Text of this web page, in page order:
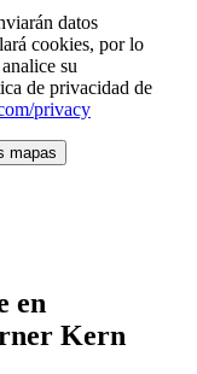
datos
cookies, por lo
su
de privacidad de
privacy
mapas
en
Kern